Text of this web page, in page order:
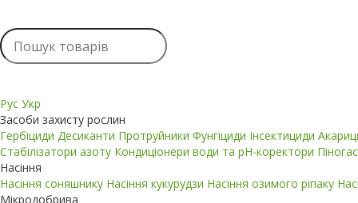
Рус Укр
Засоби захисту рослин
Гербіциди Десиканти Протруйники Фунгіциди Інсектициди
Стабілізатори азоту Кондиціонери води та pH-коректори
Насіння
Насіння соняшнику Насіння кукурудзи Насіння озимого ріпаку
Мікродобрива